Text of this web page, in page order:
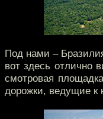
Под нами –
вот здесь отлично
смотровая
дорожки, ведущие к